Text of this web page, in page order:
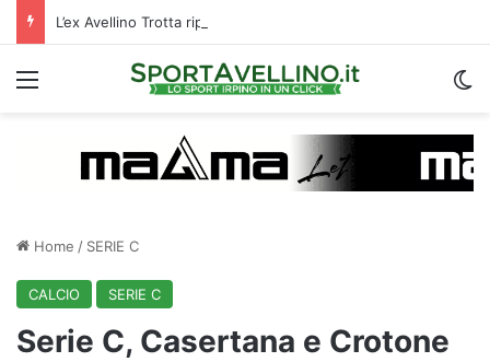
L’ex Avellino Trotta riparte dall’estero: i dettagli
Menu
Home / SERIE C
CALCIO SERIE C
Serie C, Casertana e Crotone